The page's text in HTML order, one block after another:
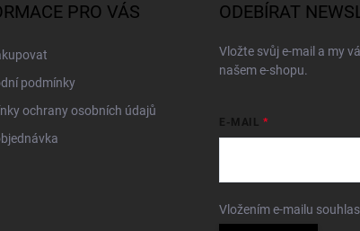
PRO VÁS
podmínky
ochrany osobních údajů
ODEBÍRAT
Vložte svůj e-mail a my
našem e-shopu.
E-MAIL
Vložením e-mailu